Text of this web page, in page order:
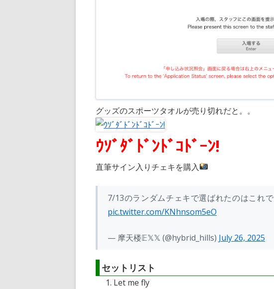
グッズのスポーツタオルが売り切れだと。。
ｳｿﾞﾀﾞﾄﾞﾝﾄﾞｺﾄﾞｰﾝ!
直筆サイン入りチェキを購入
7/13のランダムチェキで選ばれたのはこれ
pic.twitter.com/KNhnsom5eO
— 摩天楼𝔼𝕏𝕏 (@hybrid_hills) July 26, 2025
セットリスト
Let me fly